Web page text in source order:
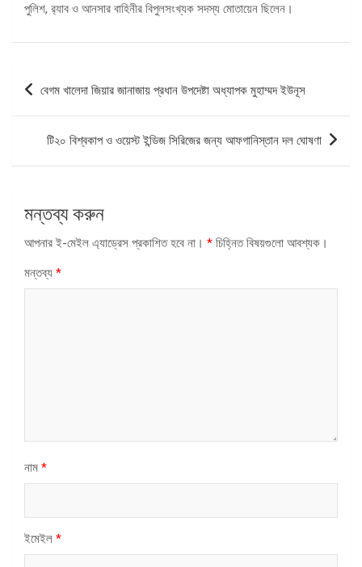
পুলিশ, র‍্যাব ও আনসার বাহিনীর বিপুলসংখ্যক সদস্য মোতায়েন ছিলেন।
পোস্ট
বেগম খালেদা জিয়ার জানাজায় প্রধান উপদেষ্টা অধ্যাপক মুহাম্মদ ইউনূস
টি২০ বিশ্বকাপ ও ওয়েস্ট ইন্ডিজ সিরিজের জন্য আফগানিস্তান দল ঘোষণা
মন্তব্য করুন
আপনার ই-মেইল এ্যাড্রেস প্রকাশিত হবে না। * চিহ্নিত বিষয়গুলো আবশ্যক।
মন্তব্য *
নাম *
ইমেইল *